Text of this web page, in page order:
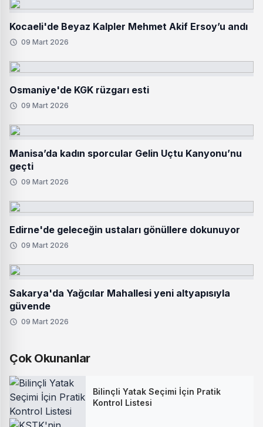
Kocaeli'de Beyaz Kalpler Mehmet Akif Ersoy’u andı
09 Mart 2026
Osmaniye'de KGK rüzgarı esti
09 Mart 2026
Manisa’da kadın sporcular Gelin Uçtu Kanyonu’nu
geçti
09 Mart 2026
Edirne'de geleceğin ustaları gönüllere dokunuyor
09 Mart 2026
Sakarya'da Yağcılar Mahallesi yeni altyapısıyla
güvende
09 Mart 2026
Çok Okunanlar
Bilinçli Yatak Seçimi İçin Pratik
Kontrol Listesi